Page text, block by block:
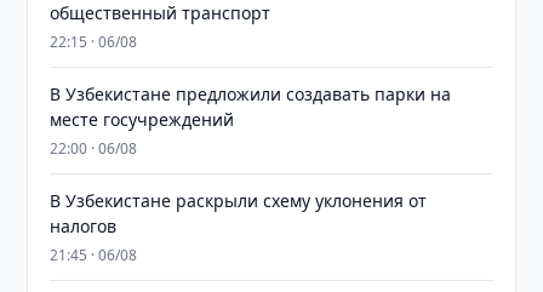
общественный транспорт
22:15 · 06/08
В Узбекистане предложили создавать парки на
месте госучреждений
22:00 · 06/08
В Узбекистане раскрыли схему уклонения от
налогов
21:45 · 06/08